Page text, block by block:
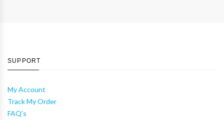
SUPPORT
My Account
Track My Order
FAQ's